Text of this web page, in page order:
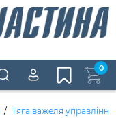
0
Тяга важеля